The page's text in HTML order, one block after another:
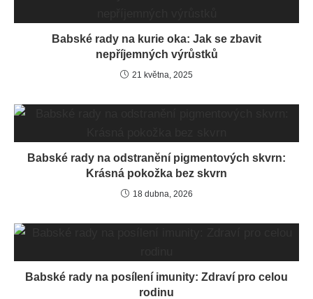
Babské rady na kurie oka: Jak se zbavit
nepříjemných výrůstků
21 května, 2025
Babské rady na odstranění pigmentových skvrn:
Krásná pokožka bez skvrn
18 dubna, 2026
Babské rady na posílení imunity: Zdraví pro celou
rodinu